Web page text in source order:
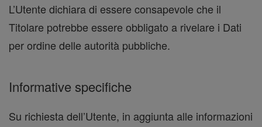
L’Utente dichiara di essere consapevole che il
Titolare potrebbe essere obbligato a rivelare i Dati
per ordine delle autorità pubbliche.
Informative specifiche
Su richiesta dell’Utente, in aggiunta alle informazioni